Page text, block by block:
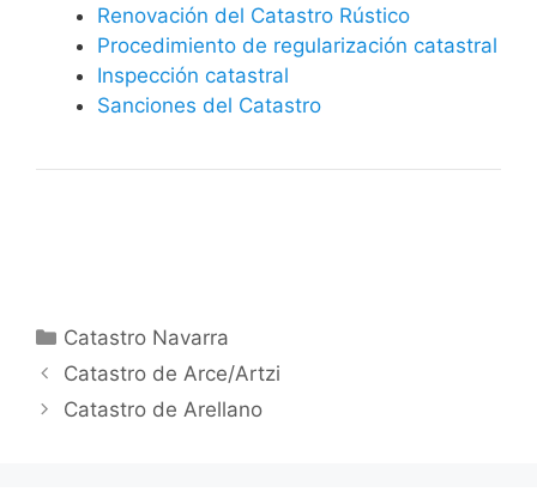
Renovación del Catastro Rústico
Procedimiento de regularización catastral
Inspección catastral
Sanciones del Catastro
Categorías
Catastro Navarra
Catastro de Arce/Artzi
Catastro de Arellano